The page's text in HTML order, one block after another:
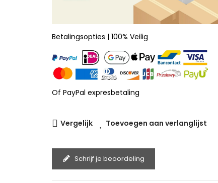
Betalingsopties | 100% Veilig
Of PayPal expresbetaling
Vergelijk Toevoegen aan verlanglijst
Schrijf je beoordeling